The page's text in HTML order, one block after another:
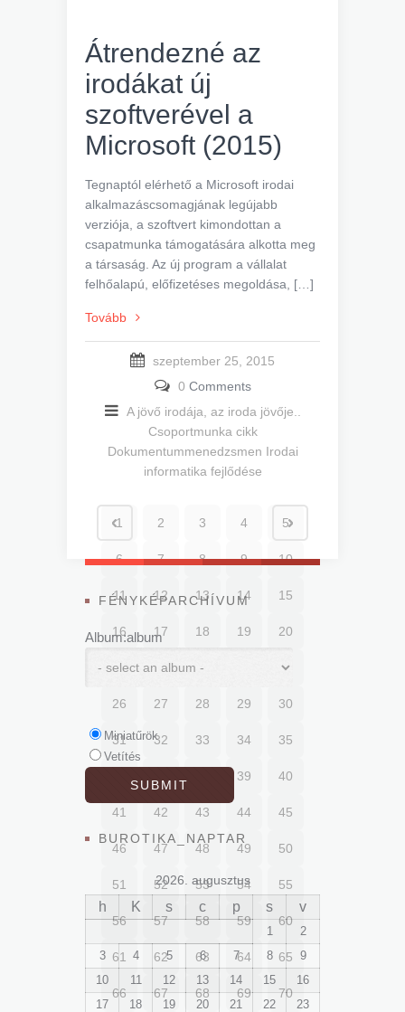
Átrendezné az
irodákat új
szoftverével a
Microsoft (2015)
Tegnaptól elérhető a Microsoft irodai
alkalmazáscsomagjának legújabb
verziója, a szoftvert kimondottan a
csapatmunka támogatására alkotta meg
a társaság. Az új program a vállalat
felhőalapú, előfizetéses megoldása, […]
Tovább
szeptember 25, 2015
0 Comments
A jövő irodája, az iroda jövője..
Csoportmunka cikk
Dokumentummenedzsmen Irodai
informatika fejlődése
1 2 3 4 5
6 7 8 9 10
11 12 13 14 15
16 17 18 19 20
21 22 23 25
26 27 28 29 30
31 32 33 34 35
39 40
41 42 43 44 45
46 47 48 49 50
51 52 53 54 55
56 57 58 59 60
61 62 63 64 65
66 67 68 69 70
FÉNYKÉPARCHÍVUM
Album:album
Miniatűrök
Vetítés
BUROTIKA_NAPTAR
2026. augusztus
h K s c p s v
1
2
3
4 5 6 7 8
9
10
11 12 13 14 15
16
17
18 19 20 21 22
23